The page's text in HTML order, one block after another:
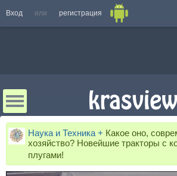
Вход или регистрация
Наука и Техника + Какое оно,
хозяйство? Новейшие тракторы с
плугами!